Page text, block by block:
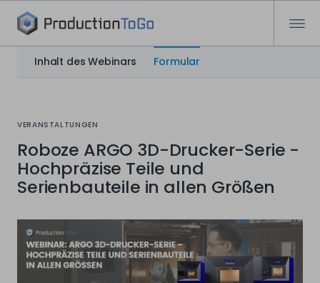
VERANSTALTUNGEN
Roboze ARGO 3D-Drucker-Serie -
Hochpräzise Teile und
Serienbauteile in allen Größen
Inhalt des Webinars Formular